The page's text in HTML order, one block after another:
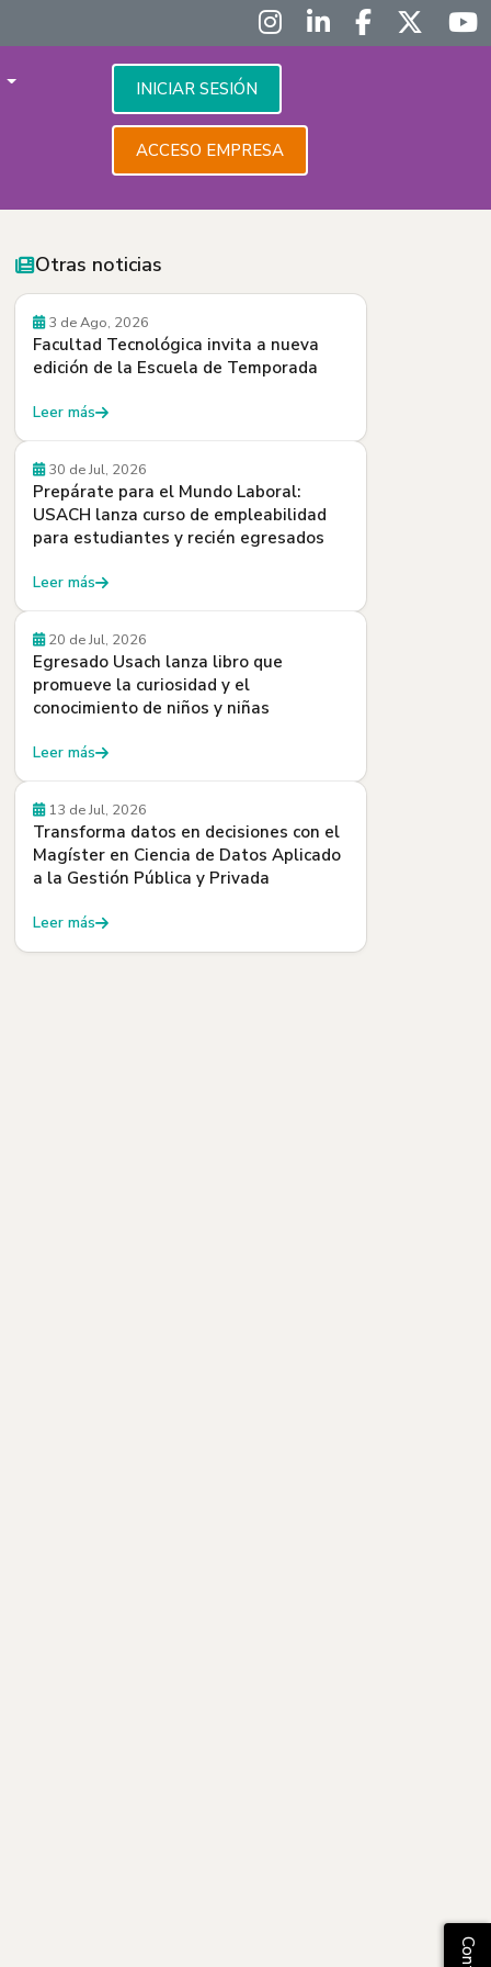
INICIAR SESIÓN
ACCESO EMPRESA
Otras noticias
Convocatorias
3 de Ago, 2026
Facultad Tecnológica invita a nueva
edición de la Escuela de Temporada
Leer más
30 de Jul, 2026
Prepárate para el Mundo Laboral:
USACH lanza curso de empleabilidad
para estudiantes y recién egresados
Leer más
Egresados y Egresadas
20 de Jul, 2026
Egresado Usach lanza libro que
promueve la curiosidad y el
conocimiento de niños y niñas
Leer más
Beneficios
13 de Jul, 2026
Transforma datos en decisiones con el
Magíster en Ciencia de Datos Aplicado
a la Gestión Pública y Privada
Leer más